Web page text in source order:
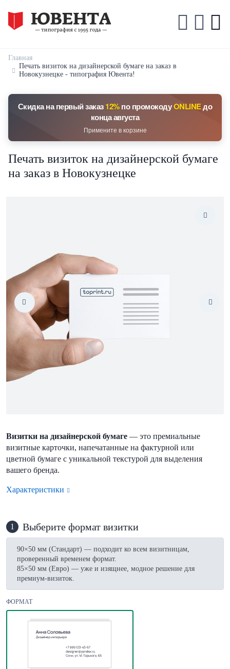
Главная
Печать визиток на дизайнерской бумаге на заказ в
Новокузнецке - типография Ювента!
Скидка на первый заказ12%по промокодуONLINEдо
конца августа
Примените в корзине
Печать визиток на дизайнерской бумаге
на заказ в Новокузнецке
Визитки на дизайнерской бумаге — это премиальные
визитные карточки, напечатанные на фактурной или
цветной бумаге с уникальной текстурой для выделения
вашего бренда.
Характеристики
1 Выберите формат визитки
90×50 мм (Стандарт) — подходит ко всем визитницам,
проверенный временем формат.
85×50 мм (Евро) — уже и изящнее, модное решение для
премиум-визиток.
ФОРМАТ